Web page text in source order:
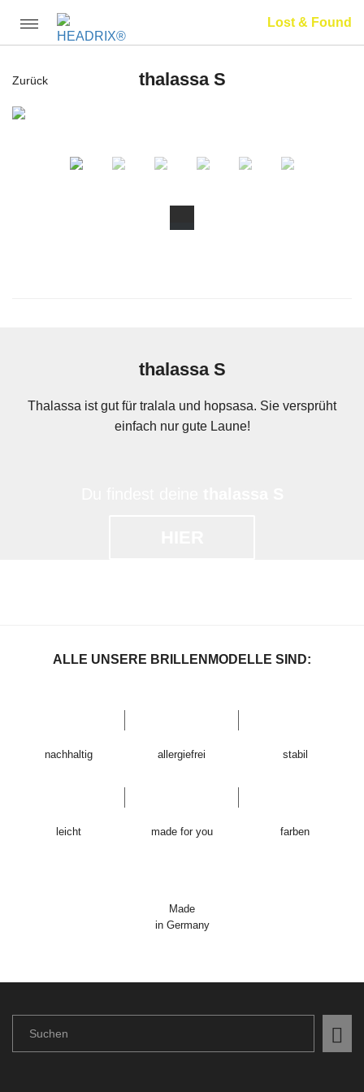
Toggle
navigation
Lost & Found
Zurück thalassa S
thalassa S
Thalassa ist gut für tralala und hopsasa. Sie versprüht
einfach nur gute Laune!
ALLE UNSERE BRILLENMODELLE SIND:
nachhaltig allergiefrei stabil
leicht made for you farben
Made
in Germany